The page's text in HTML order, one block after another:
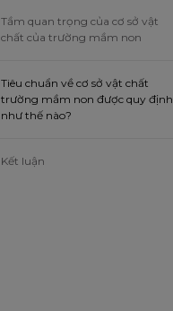
Tầm quan trọng của cơ sở vật
chất của trường mầm non
Tiêu chuẩn về cơ sở vật chất
trường mầm non được quy định
như thế nào?
Kết luận